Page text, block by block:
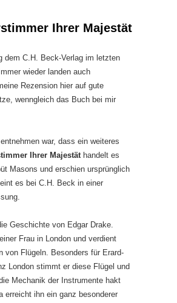
Ihrer Majestät
dem C.H. Beck-Verlag im letzten
wieder landen auch
Rezension hier auf gute
wenngleich das Buch bei mir
war, dass ein weiteres
Ihrer Majestäthandelt es
Masons und erschien ursprünglich
es bei C.H. Beck in einer
Geschichte von Edgar Drake.
Frau in London und verdient
Flügeln. Besonders für Erard-
London stimmt er diese Flügel und
Mechanik der Instrumente hakt
erreicht ihn ein ganz besonderer